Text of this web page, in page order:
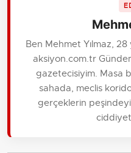
Ben Mehmet Yılmaz, 28
aksiyon.com.tr
gazetecisiyim. Masa
sahada, meclis
gerçeklerin